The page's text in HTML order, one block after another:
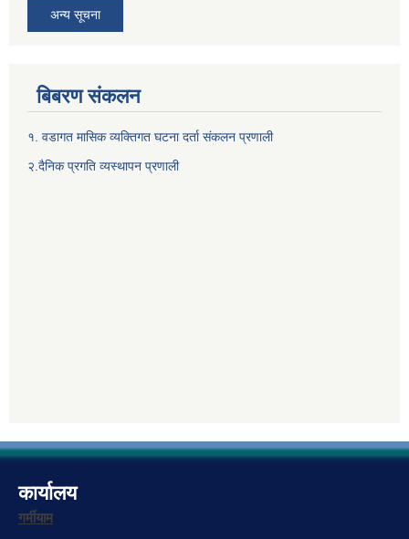
अन्य सूचना
बिबरण संकलन
१. वडागत मासिक व्यक्तिगत घटना दर्ता संकलन प्रणाली
२.दैनिक प्रगति व्यस्थापन प्रणाली
कार्यालय
गर्मीयाम